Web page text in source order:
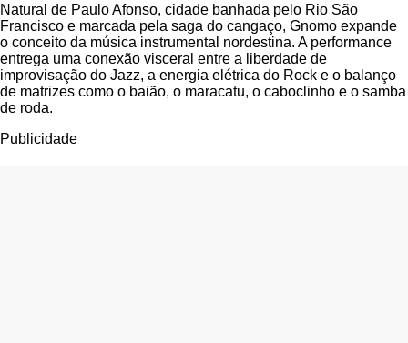
Natural de Paulo Afonso, cidade banhada pelo Rio São
Francisco e marcada pela saga do cangaço, Gnomo expande
o conceito da música instrumental nordestina. A performance
entrega uma conexão visceral entre a liberdade de
improvisação do Jazz, a energia elétrica do Rock e o balanço
de matrizes como o baião, o maracatu, o caboclinho e o samba
de roda.
Publicidade